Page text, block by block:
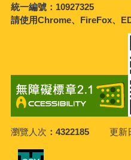
統一編號：10927325
請使用Chrome、FireFox、
瀏覽人次 4322185 更新